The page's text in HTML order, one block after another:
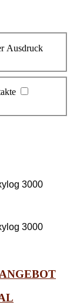
Ausdruck
3000
3000